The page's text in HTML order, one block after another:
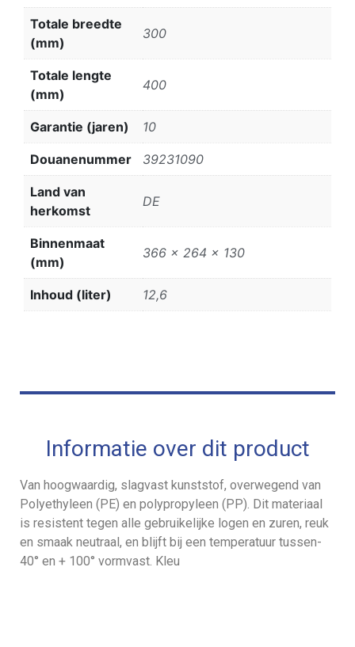
Totale breedte
(mm)
300
Totale lengte
(mm)
400
Garantie (jaren) 10
Douanenummer 39231090
Land van
herkomst
DE
Binnenmaat
(mm)
366 x 264 x 130
Inhoud (liter) 12,6
Informatie over dit product
Van hoogwaardig, slagvast kunststof, overwegend van
Polyethyleen (PE) en polypropyleen (PP). Dit materiaal
is resistent tegen alle gebruikelijke logen en zuren, reuk
en smaak neutraal, en blijft bij een temperatuur tussen-
40° en + 100° vormvast. Kleu